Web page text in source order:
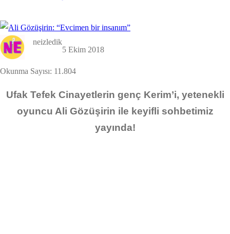
neizledik
5 Ekim 2018
Okunma Sayısı: 11.804
Ufak Tefek Cinayetlerin genç Kerim’i, yetenekli
oyuncu Ali Gözüşirin ile keyifli sohbetimiz
yayında!